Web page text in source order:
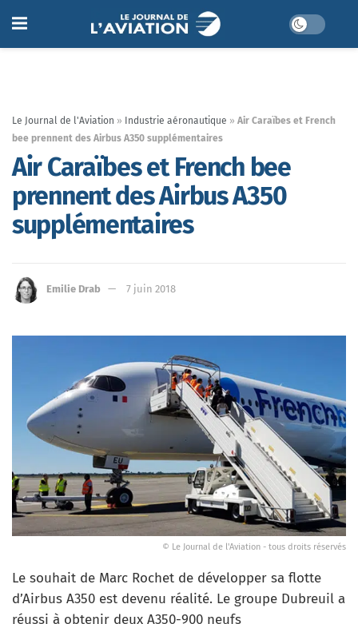
Le Journal de l'Aviation » Industrie aéronautique » Air Caraïbes et French
bee prennent des Airbus A350 supplémentaires
Air Caraïbes et French bee
prennent des Airbus A350
supplémentaires
Emilie Drab 7 juin 2018
© Le Journal de l'Aviation - tous droits réservés
Le souhait de Marc Rochet de développer sa flotte
d’Airbus A350 est devenu réalité. Le groupe Dubreuil a
réussi à obtenir deux A350-900 neufs